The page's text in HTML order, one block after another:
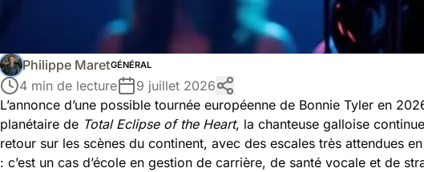
Philippe MaretGÉNÉRAL
4 min de lecture
9 juillet 2026
L’annonce d’une possible tournée européenne de Bonnie Tyler en
planétaire de Total Eclipse of the Heart, la chanteuse galloise
retour sur les scènes du continent, avec des escales très attendues
: c’est un cas d’école en gestion de carrière, de santé vocale et de